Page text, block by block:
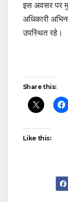
इस अवसर पर
अधिकारी
उपस्थित रहे।
Post
Share this:
Like this: